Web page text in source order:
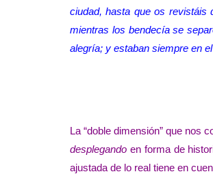
ciudad, hasta que os revistáis
mientras los bendecía se
alegría; y estaban siempre en
La “doble dimensión” que nos
desplegando en forma de
ajustada de lo real tiene en